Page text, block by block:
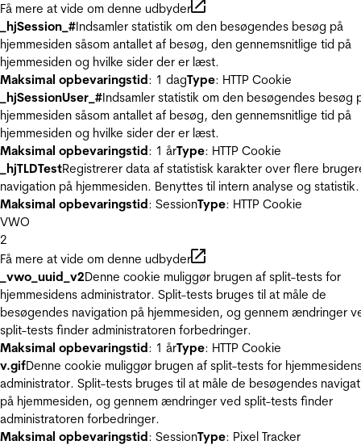
Få mere at vide om denne udbyder
_hjSession_#Indsamler statistik om den besøgendes besøg på
hjemmesiden såsom antallet af besøg, den gennemsnitlige tid på
hjemmesiden og hvilke sider der er læst.
Maksimal opbevaringstid: 1 dagType: HTTP Cookie
_hjSessionUser_#Indsamler statistik om den besøgendes besøg
hjemmesiden såsom antallet af besøg, den gennemsnitlige tid på
hjemmesiden og hvilke sider der er læst.
Maksimal opbevaringstid: 1 årType: HTTP Cookie
_hjTLDTestRegistrerer data af statistisk karakter over flere
navigation på hjemmesiden. Benyttes til intern analyse og statistik.
Maksimal opbevaringstid: SessionType: HTTP Cookie
VWO
2
Få mere at vide om denne udbyder
_vwo_uuid_v2Denne cookie muliggør brugen af split-tests for
hjemmesidens administrator. Split-tests bruges til at måle de
besøgendes navigation på hjemmesiden, og gennem ændringer
split-tests finder administratoren forbedringer.
Maksimal opbevaringstid: 1 årType: HTTP Cookie
v.gifDenne cookie muliggør brugen af split-tests for
administrator. Split-tests bruges til at måle de besøgendes
på hjemmesiden, og gennem ændringer ved split-tests finder
administratoren forbedringer.
Maksimal opbevaringstid: SessionType: Pixel Tracker